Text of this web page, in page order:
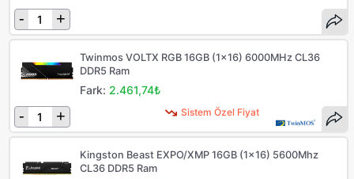
- +
Sistem Özel Fiyat
Twinmos VOLTX RGB 16GB (1x16) 6000MHz CL36
DDR5 Ram
Fark: 2.461,74₺
- +
Kingston Beast EXPO/XMP 16GB (1x16) 5600Mhz
CL36 DDR5 Ram